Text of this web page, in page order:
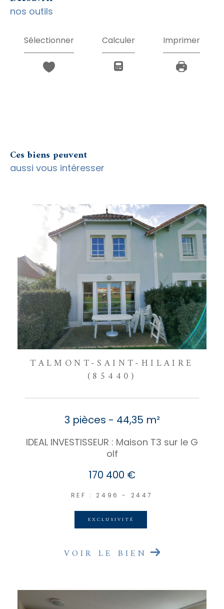
nos outils
Sélectionner Calculer Imprimer
Ces biens peuvent
aussi vous intéresser
TALMONT-SAINT-HILAIRE
(85440)
3 pièces - 44,35 m²
IDEAL INVESTISSEUR : Maison T3 sur le G
olf
170 400 €
REF : 2496 - 2447
EXCLUSIVITÉ
VOIR LE BIEN